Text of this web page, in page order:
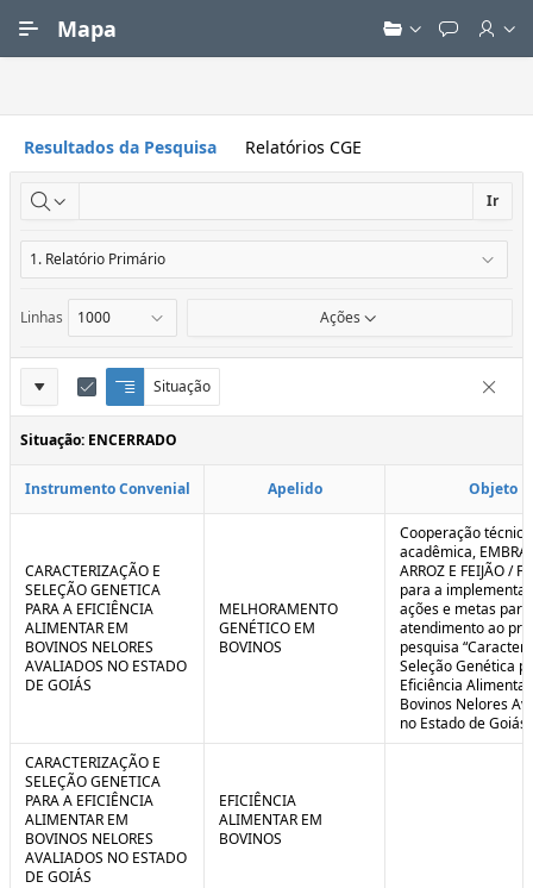
Mapa
Resultados da Pesquisa Relatórios CGE
Ir
Linhas Ações
Definições
do
Relatório
Situação
Q
u
e
b
a
o
n
l
t
u
o
E
d
i
t
r
t
r
r
Situação: ENCERRADO
Instrumento Convenial Apelido Objeto
CARACTERIZAÇÃO E
SELEÇÃO GENETICA
PARA A EFICIÊNCIA
ALIMENTAR EM
BOVINOS NELORES
AVALIADOS NO ESTADO
DE GOIÁS
MELHORAMENTO
GENÉTICO EM
BOVINOS
Cooperação
acadêmica,
ARROZ E FEIJÃO /
para a
ações e metas
atendimento ao
pesquisa
Seleção Genética
Eficiência
Bovinos Nelores
no Estado de
CARACTERIZAÇÃO E
SELEÇÃO GENETICA
PARA A EFICIÊNCIA
ALIMENTAR EM
BOVINOS NELORES
AVALIADOS NO ESTADO
DE GOIÁS
EFICIÊNCIA
ALIMENTAR EM
BOVINOS